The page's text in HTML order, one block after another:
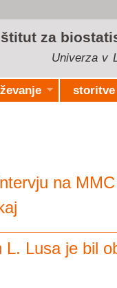
za
Univerza v
storitve
na
L. Lusa je bil